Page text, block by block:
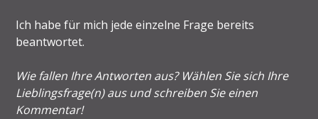
Ich habe für mich jede einzelne Frage bereits
beantwortet.
Wie fallen Ihre Antworten aus? Wählen Sie sich Ihre
Lieblingsfrage(n) aus und schreiben Sie einen
Kommentar!